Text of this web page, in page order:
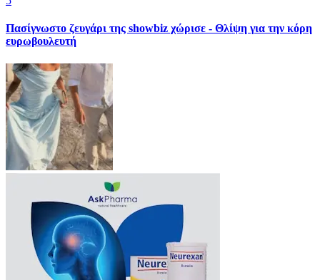
Πασίγνωστο ζευγάρι της showbiz χώρισε - Θλίψη για την κόρη
ευρωβουλευτή